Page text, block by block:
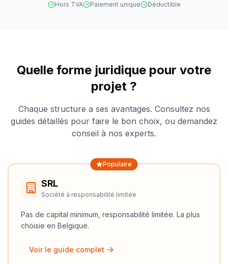
Hors TVA Paiement unique Déductible
Quelle forme juridique pour votre
projet ?
Chaque structure a ses avantages. Consultez nos
guides détaillés pour faire le bon choix, ou demandez
conseil à nos experts.
Populaire
SRL
Société à responsabilité limitée
Pas de capital minimum, responsabilité limitée. La plus
choisie en Belgique.
Voir le guide complet